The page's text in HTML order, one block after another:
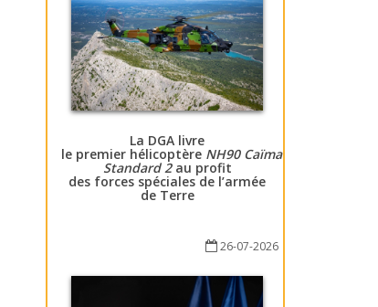
La DGA livre
le premier hélicoptère NH90 Caïman
Standard 2au profit
des forces spéciales de l’armée
de Terre
26-07-2026